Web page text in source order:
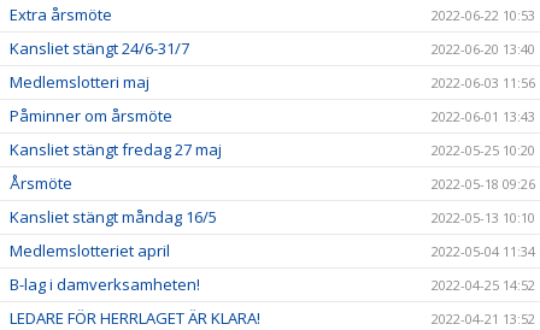
Extra årsmöte 2022-06-22 10:53
Kansliet stängt 24/6-31/7 2022-06-20 13:40
Medlemslotteri maj 2022-06-03 11:56
Påminner om årsmöte 2022-06-01 13:43
Kansliet stängt fredag 27 maj 2022-05-25 10:20
Årsmöte 2022-05-18 09:26
Kansliet stängt måndag 16/5 2022-05-13 10:10
Medlemslotteriet april 2022-05-04 11:34
B-lag i damverksamheten! 2022-04-25 14:52
LEDARE FÖR HERRLAGET ÄR KLARA! 2022-04-21 13:52